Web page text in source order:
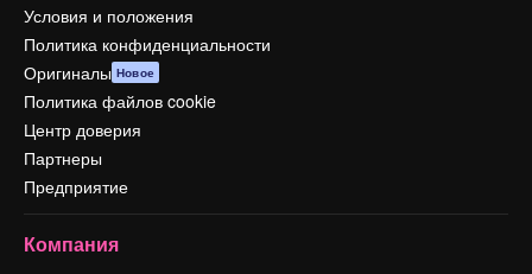
Условия и положения
Политика конфиденциальности
Оригиналы Новое
Политика файлов cookie
Центр доверия
Партнеры
Предприятие
Компания